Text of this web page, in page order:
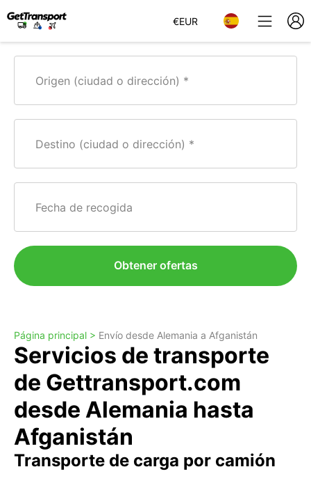
€EUR
Origen (ciudad o dirección)
Destino (ciudad o dirección)
Fecha de recogida
Obtener ofertas
Página principal > Envío desde Alemania a Afganistán
Servicios de transporte
de Gettransport.com
desde Alemania hasta
Afganistán
Transporte de carga por camión